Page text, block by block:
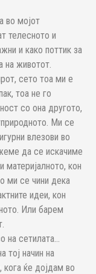
во мојот
телесното и
и како поттик за
на животот.
сето тоа ми е
тоа не го
со она другото,
Ми се
влезови во
да се искачиме
кон
ми се чини дека
идеи, кон
Или барем
на сетилата…
тој начин на
ќе дојдам во